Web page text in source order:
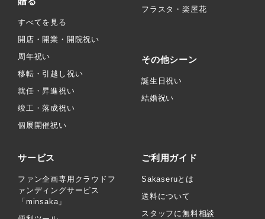
すべてを見る
開店・開業・開院祝い
周年祝い
移転・引越し祝い
就任・昇進祝い
竣工・落成祝い
個展開催祝い
フラスタ・楽屋花
その他シーン
誕生日祝い
結婚祝い
サービス
ファン企画専用クラウドフ
ァンディングサービス
「minsaka」
ご利用ガイド
Sakaseruとは
送料について
スタッフに無料相談